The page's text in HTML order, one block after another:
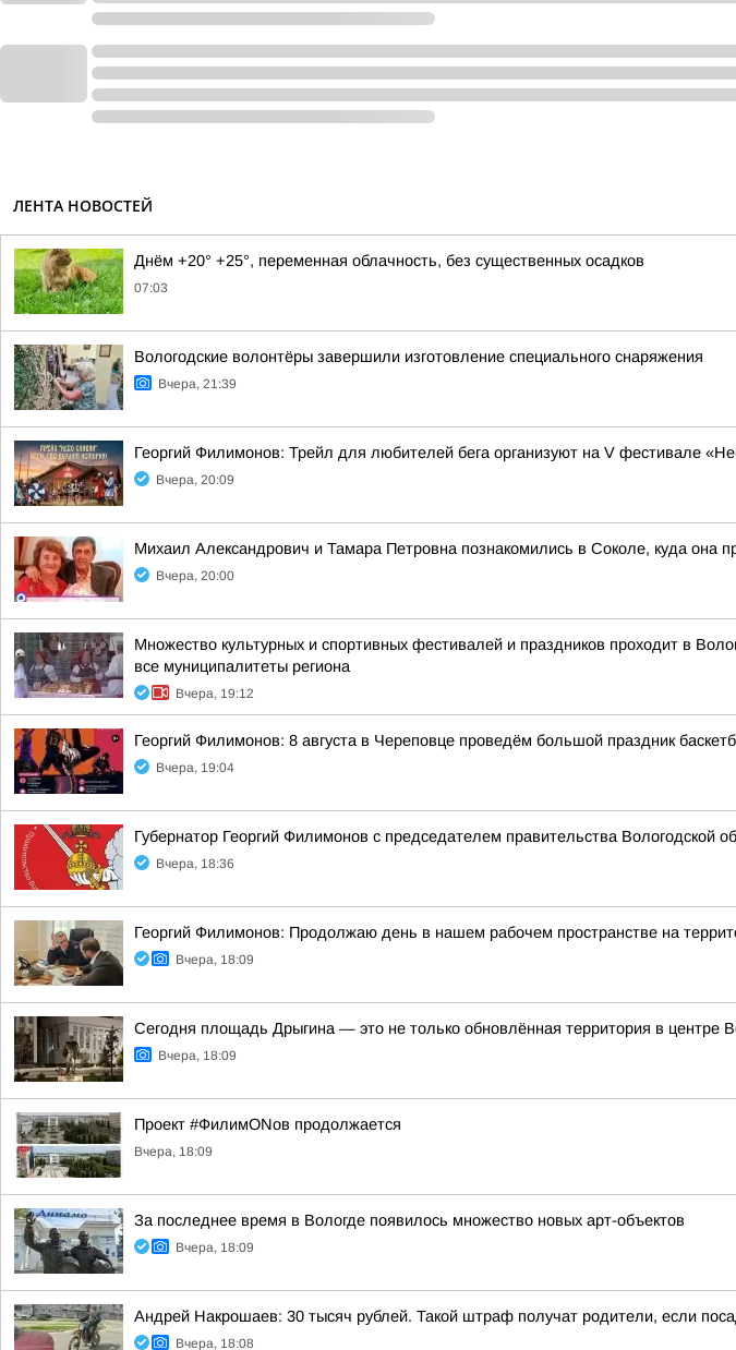
ЛЕНТА НОВОСТЕЙ
Днём +20° +25°, переменная облачность, без существенных осадков
07:03
Вологодские волонтёры завершили изготовление специального снаряжения
Вчера, 21:39
Георгий Филимонов: Трейл для любителей бега организуют на V фестивале
Вчера, 20:09
Михаил Александрович и Тамара Петровна познакомились в Соколе, куда она
Вчера, 20:00
Множество культурных и спортивных фестивалей и праздников проходит в
все муниципалитеты региона
Вчера, 19:12
Георгий Филимонов: 8 августа в Череповце проведём большой праздник
Вчера, 19:04
Губернатор Георгий Филимонов с председателем правительства
Вчера, 18:36
Георгий Филимонов: Продолжаю день в нашем рабочем пространстве на
Вчера, 18:09
Сегодня площадь Дрыгина — это не только обновлённая территория в центре
Вчера, 18:09
Проект #ФилимONов продолжается
Вчера, 18:09
За последнее время в Вологде появилось множество новых арт-объектов
Вчера, 18:09
Андрей Накрошаев: 30 тысяч рублей. Такой штраф получат родители, если
Вчера, 18:08